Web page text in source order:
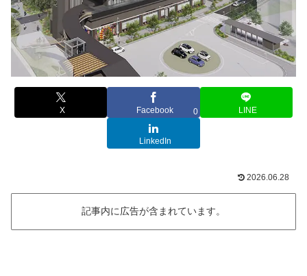
X Facebook 0 LINE
LinkedIn
2026.06.28
記事内に広告が含まれています。